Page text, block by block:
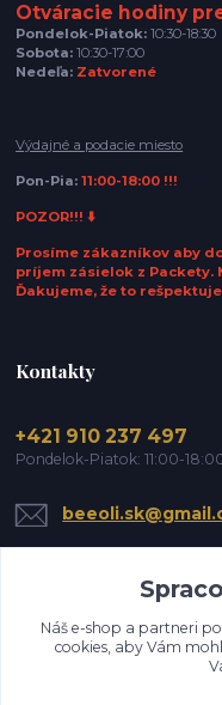
Otváracie hodiny
Pondelok-Piatok: 10:30-18:30
Sobota: 10:30-17:00
Nedeľa: Zatvorené
Výdajné a podacie miesto
Pon-Pia:11:00-18:00 !!!
POZOR!!! ⬇️
Prosíme zákazníkov aby
príjem zásielok z Packety.
Ďakujeme, že to
Kontakty
+421 910 237 497
Pondelok-Piatok: 11:00-
Náš e-shop a partneri
cookies, aby Vám